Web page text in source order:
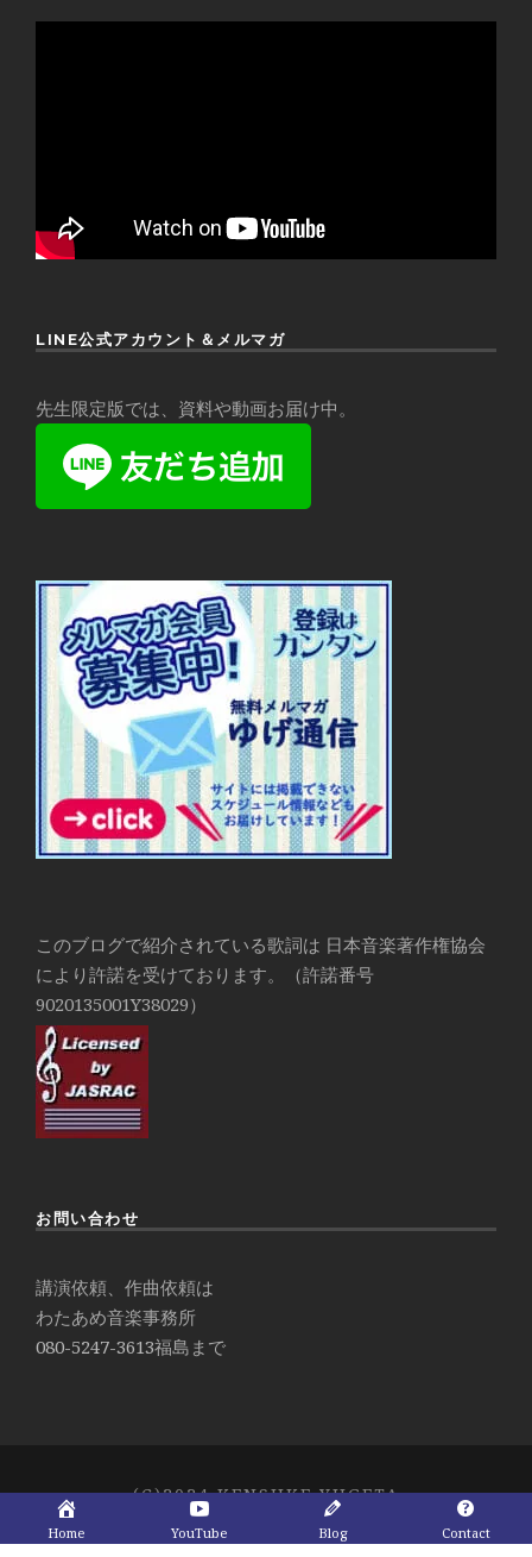
LINE公式アカウント＆メルマガ
先生限定版では、資料や動画お届け中。
このブログで紹介されている歌詞は 日本音楽著作権協会
により許諾を受けております。（許諾番号
9020135001Y38029）
お問い合わせ
講演依頼、作曲依頼は
わたあめ音楽事務所
080-5247-3613福島まで
(C)2024 KENSUKE YUGETA
Home YouTube Blog Contact